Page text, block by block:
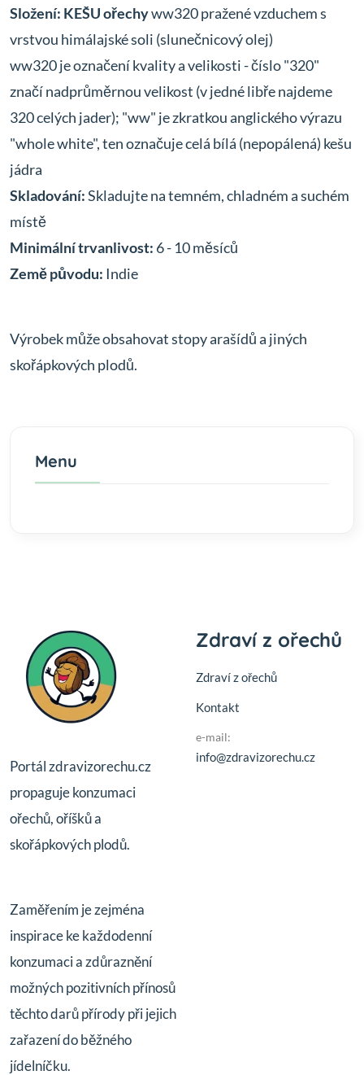
Složení: KEŠU ořechyww320 pražené vzduchem s
vrstvou himálajské soli (slunečnicový olej)
ww320 je označení kvality a velikosti - číslo "320"
značí nadprůměrnou velikost (v jedné libře najdeme
320 celých jader); "ww" je zkratkou anglického výrazu
"whole white", ten označuje celá bílá (nepopálená) kešu
jádra
Skladování:Skladujte na temném, chladném a suchém
místě
Minimální trvanlivost: 6 - 10 měsíců
Země původu: Indie
Výrobek může obsahovat stopy arašídů a jiných
skořápkových plodů.
Menu
Portál zdravizorechu.cz
propaguje konzumaci
ořechů, oříšků a
skořápkových plodů.
Zaměřením je zejména
inspirace ke každodenní
konzumaci a zdůraznění
možných pozitivních přínosů
těchto darů přírody při jejich
zařazení do běžného
jídelníčku.
Zdraví z ořechů
Zdraví z ořechů
Kontakt
e-mail:
info@zdravizorechu.cz